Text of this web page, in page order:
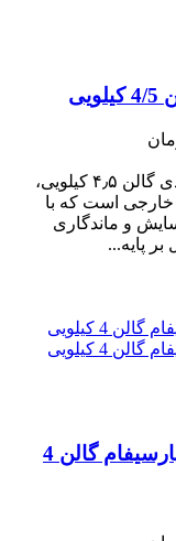
رنگ آکریلیک سفید فول کاور افرا، با بسته‌بندی گالن ۴٫۵ کیلویی،
خارجی است که با
و ماندگاری
پایه...
رنگ نیم پلاستیک سفید مات درجه 1 پارسیفام گالن 4